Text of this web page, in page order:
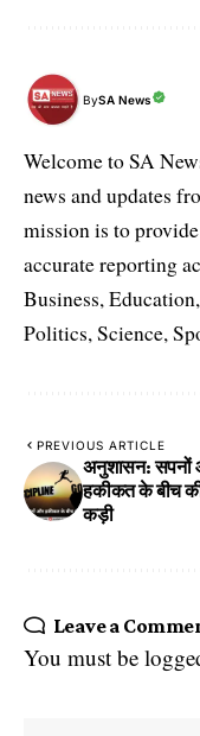
BySA News
Welcome to SA
news and updates
mission is to
accurate reporting
Business,
Politics, Science,
PREVIOUS ARTICLE
अनुशासन: सपनों
हकीकत के बीच
कड़ी
Leave a
You must be